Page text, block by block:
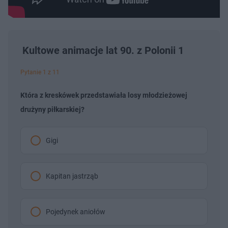
Kultowe animacje lat 90. z Polonii 1
Pytanie 1 z 11
Która z kreskówek przedstawiała losy młodzieżowej
drużyny piłkarskiej?
Gigi
Kapitan jastrząb
Pojedynek aniołów